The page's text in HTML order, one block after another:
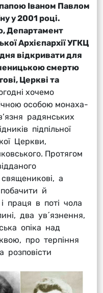
Іваном Павлом
у 2001 році.
Департамент
Архієпархії УГКЦ
відкривати для
смертю
Церкві та
хочемо
особою монаха-
радянських
підпільної
Церкви,
Протягом
а
й
праця в поті чола
два ув´язнення,
опіка над
про терпіння
розповісти